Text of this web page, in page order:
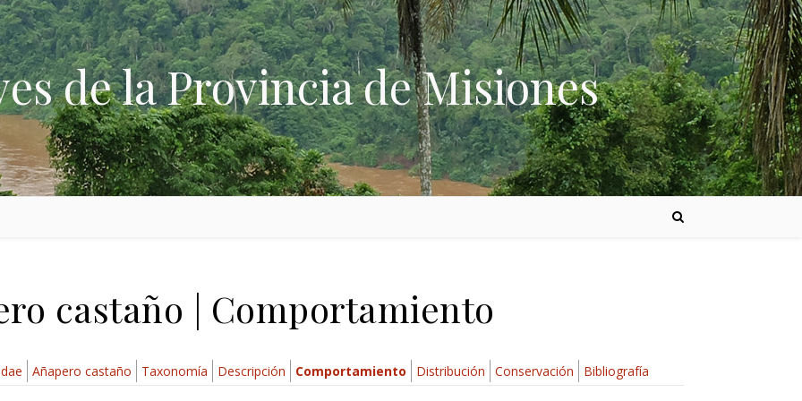
de la Provincia de Misiones
castaño | Comportamiento
Añapero castaño Taxonomía Descripción Comportamiento Distribución Conservación Bibliografía